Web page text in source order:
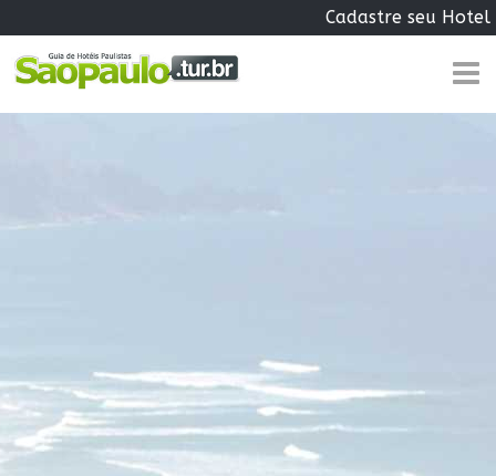
Cadastre seu Hotel